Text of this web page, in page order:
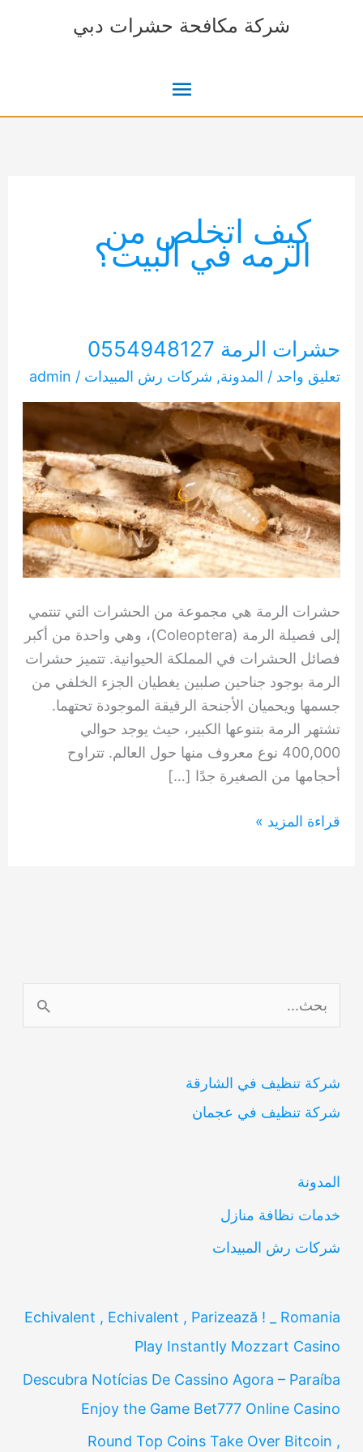
شركة مكافحة حشرات دبي
القائمة
كيف اتخلص من
الرمه في البيت؟
حشرات الرمة 0554948127
تعليق واحد / المدونة, شركات رش المبيدات /
admin
حشرات الرمة هي مجموعة من الحشرات التي تنتمي
إلى فصيلة الرمة (Coleoptera)، وهي واحدة من أكبر
فصائل الحشرات في المملكة الحيوانية. تتميز حشرات
الرمة بوجود جناحين صلبين يغطيان الجزء الخلفي من
جسمها ويحميان الأجنحة الرقيقة الموجودة تحتهما.
تشتهر الرمة بتنوعها الكبير، حيث يوجد حوالي
400,000 نوع معروف منها حول العالم. تتراوح
أحجامها من الصغيرة جدًا […]
حشرات
قراءة المزيد »
ل
ح
ث
ن
شركة تنظيف في الشارقة
شركة تنظيف في عجمان
المدونة
خدمات نظافة منازل
شركات رش المبيدات
Echivalent , Echivalent , Parizează ! _ Romania
Play Instantly Mozzart Casino
Descubra Notícias De Cassino Agora – Paraíba
Enjoy the Game Bet777 Online Casino
Round Top Coins Take Over Bitcoin ,